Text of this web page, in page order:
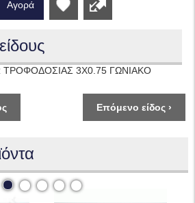
Αγορά Wishlist
ΤΡΟΦΟΔΟΣΙΑΣ 3Χ0.75 ΓΩΝΙΑΚΟ
Επόμενο είδος ›